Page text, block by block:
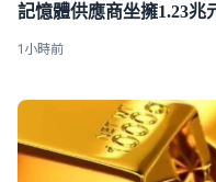
1小時前